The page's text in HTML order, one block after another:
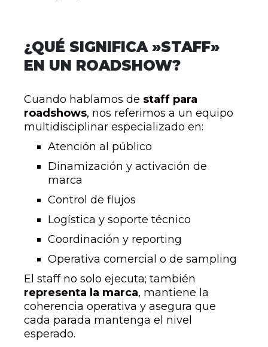
¿QUÉ SIGNIFICA »STAFF»
EN UN ROADSHOW?
Cuando hablamos de staff para
roadshows, nos referimos a un equipo
multidisciplinar especializado en:
Atención al público
Dinamización y activación de
marca
Control de flujos
Logística y soporte técnico
Coordinación y reporting
Operativa comercial o de sampling
El staff no solo ejecuta; también
representa la marca, mantiene la
coherencia operativa y asegura que
cada parada mantenga el nivel
esperado.